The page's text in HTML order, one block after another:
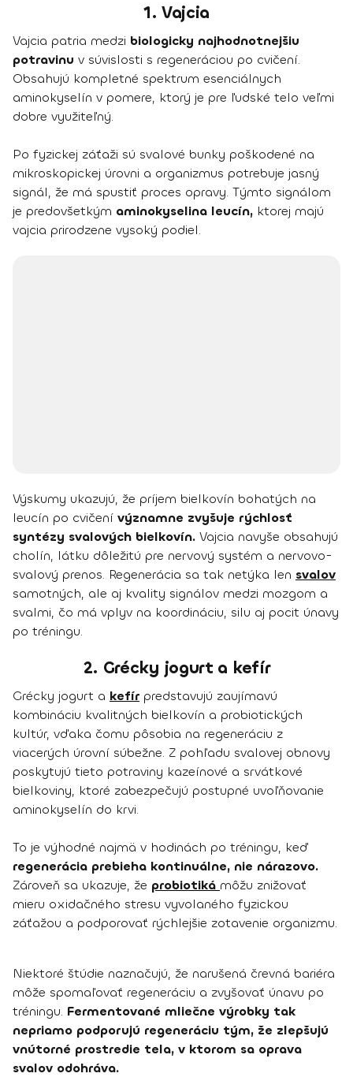
1. Vajcia
Vajcia patria medzi biologicky najhodnotnejšiu
potravinu v súvislosti s regeneráciou po cvičení.
Obsahujú kompletné spektrum esenciálnych
aminokyselín v pomere, ktorý je pre ľudské telo veľmi
dobre využiteľný.
Po fyzickej záťaži sú svalové bunky poškodené na
mikroskopickej úrovni a organizmus potrebuje jasný
signál, že má spustiť proces opravy. Týmto signálom
je predovšetkým aminokyselina leucín, ktorej majú
vajcia prirodzene vysoký podiel.
Výskumy ukazujú, že príjem bielkovín bohatých na
leucín po cvičení významne zvyšuje rýchlosť
syntézy svalových bielkovín. Vajcia navyše obsahujú
cholín, látku dôležitú pre nervový systém a nervovo-
svalový prenos. Regenerácia sa tak netýka len svalov
samotných, ale aj kvality signálov medzi mozgom a
svalmi, čo má vplyv na koordináciu, silu aj pocit únavy
po tréningu.
2. Grécky jogurt a kefír
Grécky jogurt a kefír predstavujú zaujímavú
kombináciu kvalitných bielkovín a probiotických
kultúr, vďaka čomu pôsobia na regeneráciu z
viacerých úrovní súbežne. Z pohľadu svalovej obnovy
poskytujú tieto potraviny kazeínové a srvátkové
bielkoviny, ktoré zabezpečujú postupné uvoľňovanie
aminokyselín do krvi.
To je výhodné najmä v hodinách po tréningu, keď
regenerácia prebieha kontinuálne, nie nárazovo.
Zároveň sa ukazuje, že probiotiká môžu znižovať
mieru oxidačného stresu vyvolaného fyzickou
záťažou a podporovať rýchlejšie zotavenie organizmu.
Niektoré štúdie naznačujú, že narušená črevná bariéra
môže spomaľovať regeneráciu a zvyšovať únavu po
tréningu. Fermentované mliečne výrobky tak
nepriamo podporujú regeneráciu tým, že zlepšujú
vnútorné prostredie tela, v ktorom sa oprava
svalov odohráva.